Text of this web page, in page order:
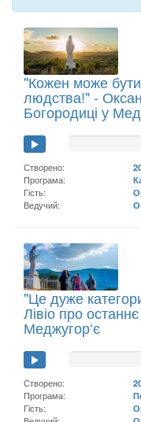
"Кожен може
людства!" -
Богородиці у
Створено:
Програма:
Гість:
Ведучий:
"Це дуже
Лівіо про
Меджугор‘є
Створено:
Програма:
Гість: